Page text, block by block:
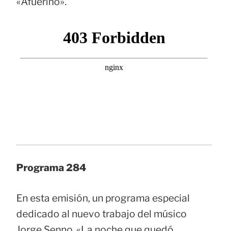
Programa 284
En esta emisión, un programa especial
dedicado al nuevo trabajo del músico